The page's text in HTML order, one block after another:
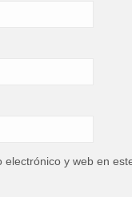
y web en